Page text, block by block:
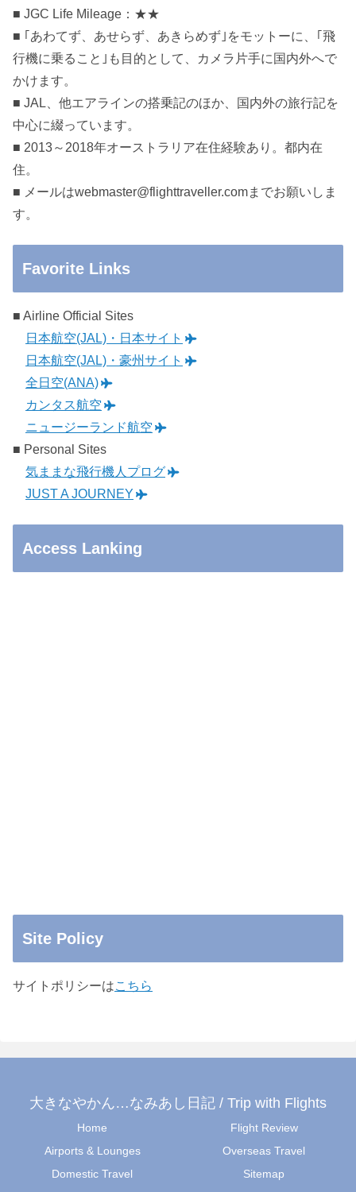
■ JGC Life Mileage：★★
■ ｢あわてず、あせらず、あきらめず｣をモットーに、｢飛
行機に乗ること｣も目的として、カメラ片手に国内外へで
かけます。
■ JAL、他エアラインの搭乗記のほか、国内外の旅行記を
中心に綴っています。
■ 2013～2018年オーストラリア在住経験あり。都内在
住。
■ メールはwebmaster@flighttraveller.comまでお願いしま
す。
Favorite Links
■ Airline Official Sites
日本航空(JAL)・日本サイト
日本航空(JAL)・豪州サイト
全日空(ANA)
カンタス航空
ニュージーランド航空
■ Personal Sites
気ままな飛行機人プログ
JUST A JOURNEY
Access Lanking
Site Policy
サイトポリシーはこちら
大きなやかん…なみあし日記 / Trip with Flights
Home
Flight Review
Airports & Lounges
Overseas Travel
Domestic Travel
Sitemap